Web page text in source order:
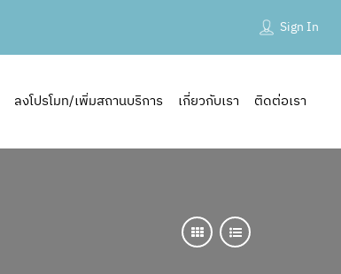
Sign In
ลงโปรโมท/เพิ่มสถานบริการ เกี่ยวกับเรา ติดต่อเรา